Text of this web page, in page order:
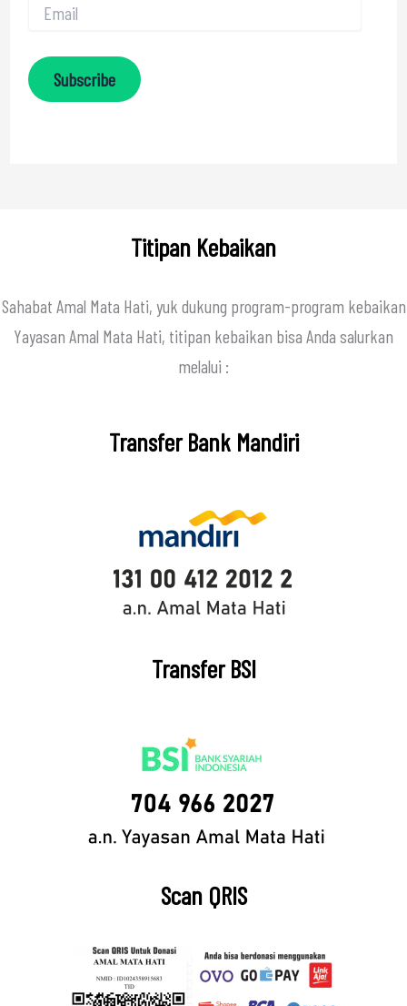
Subscribe
Titipan Kebaikan
Sahabat Amal Mata Hati, yuk dukung program-program kebaikan
Yayasan Amal Mata Hati, titipan kebaikan bisa Anda salurkan
melalui :
Transfer Bank Mandiri
Transfer BSI
Scan QRIS